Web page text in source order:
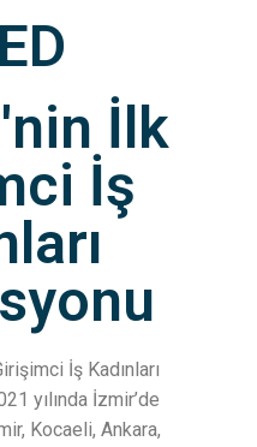
İlk
İş
İş Kadınları
yılında İzmir’de
Kocaeli, Ankara,